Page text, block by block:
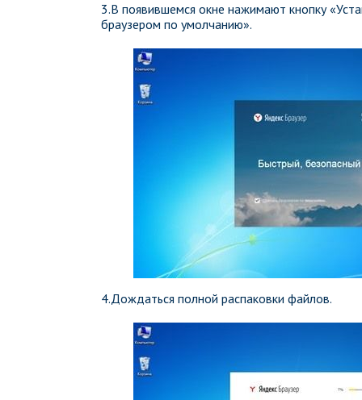
3.В появившемся окне нажимают кнопку
браузером по умолчанию».
4.Дождаться полной распаковки файлов.